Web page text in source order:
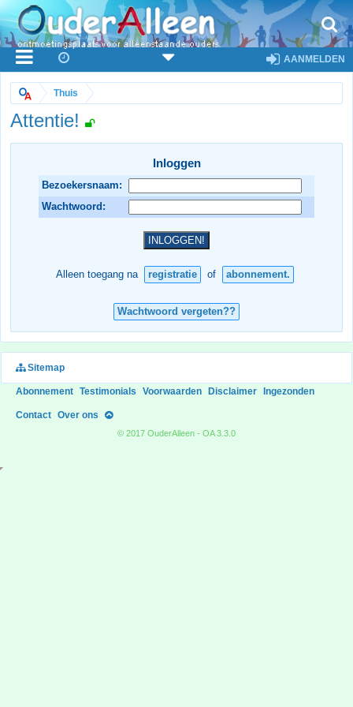
AANMELDEN
Thuis
Attentie!
Inloggen
Bezoekersnaam:
Wachtwoord:
Alleen toegang na registratie of abonnement.
Wachtwoord vergeten??
Sitemap
Abonnement Testimonials Voorwaarden Disclaimer Ingezonden
Contact Over ons
© 2017 OuderAlleen - OA 3.3.0